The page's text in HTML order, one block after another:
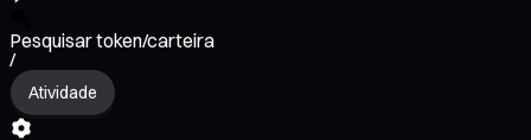
Pesquisar token/carteira
/
Atividade